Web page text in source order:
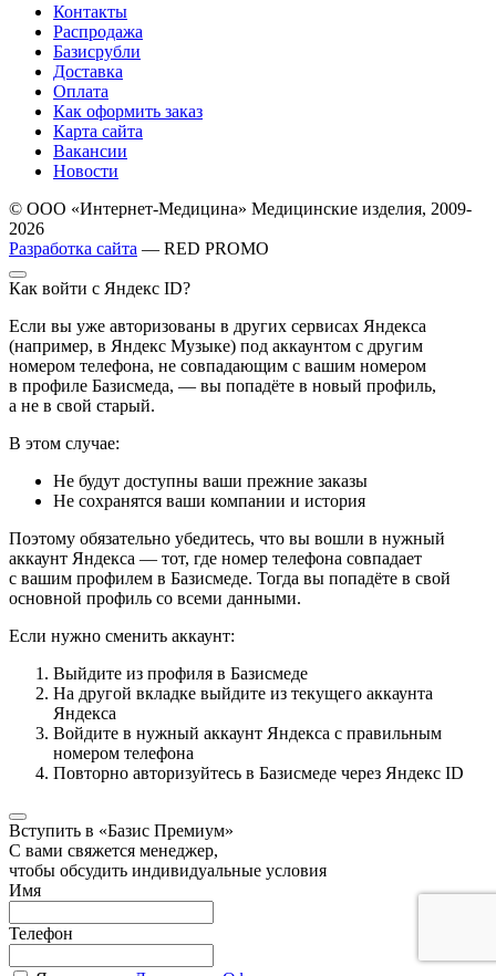
Контакты
Распродажа
Базисрубли
Доставка
Оплата
Как оформить заказ
Карта сайта
Вакансии
Новости
© ООО «Интернет-Медицина» Медицинские изделия, 2009-
2026
Разработка сайта — RED PROMO
Как войти с Яндекс ID?
Если вы уже авторизованы в других сервисах Яндекса
(например, в Яндекс Музыке) под аккаунтом с другим
номером телефона, не совпадающим с вашим номером
в профиле Базисмеда, — вы попадёте в новый профиль,
а не в свой старый.
В этом случае:
Не будут доступны ваши прежние заказы
Не сохранятся ваши компании и история
Поэтому обязательно убедитесь, что вы вошли в нужный
аккаунт Яндекса — тот, где номер телефона совпадает
с вашим профилем в Базисмеде. Тогда вы попадёте в свой
основной профиль со всеми данными.
Если нужно сменить аккаунт:
Выйдите из профиля в Базисмеде
На другой вкладке выйдите из текущего аккаунта
Яндекса
Войдите в нужный аккаунт Яндекса с правильным
номером телефона
Повторно авторизуйтесь в Базисмеде через Яндекс ID
Вступить в «Базис Премиум»
С вами свяжется менеджер,
чтобы обсудить индивидуальные условия
Имя
Телефон